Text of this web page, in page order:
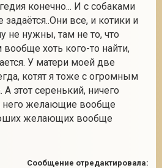
конечно... И с собаками
все, и котики и
не нужны, там не то, что
хоть кого-то найти,
У матери моей две
котят я тоже с огромным
этот серенький, ничего
него желающие вообще
желающих вообще
Сообщение отредактировала: